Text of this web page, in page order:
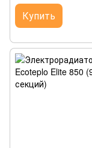
Купить